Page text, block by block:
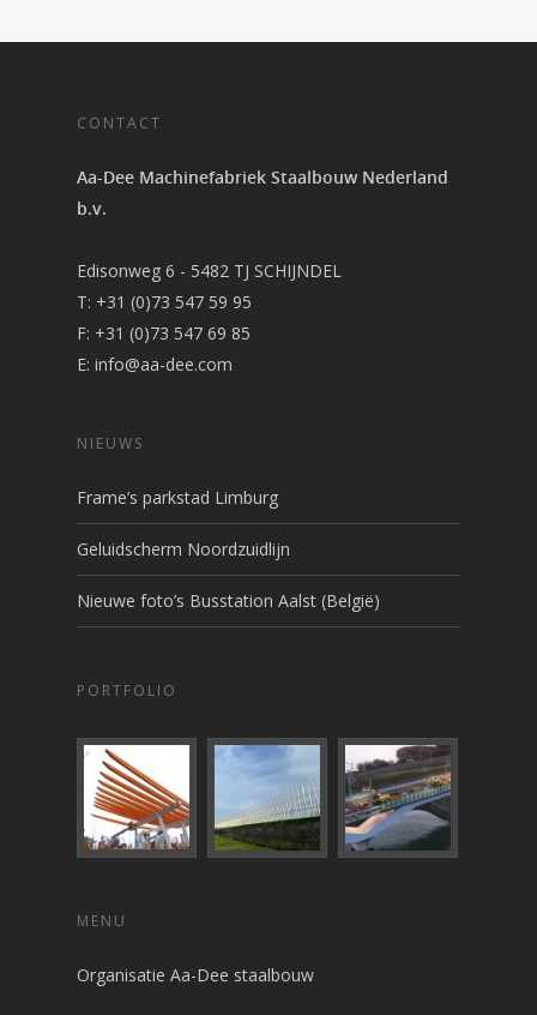
CONTACT
Aa-Dee Machinefabriek Staalbouw Nederland
b.v.
Edisonweg 6 - 5482 TJ SCHIJNDEL
T: +31 (0)73 547 59 95
F: +31 (0)73 547 69 85
E: info@aa-dee.com
NIEUWS
Frame’s parkstad Limburg
Geluidscherm Noordzuidlijn
Nieuwe foto’s Busstation Aalst (België)
PORTFOLIO
MENU
Organisatie Aa-Dee staalbouw